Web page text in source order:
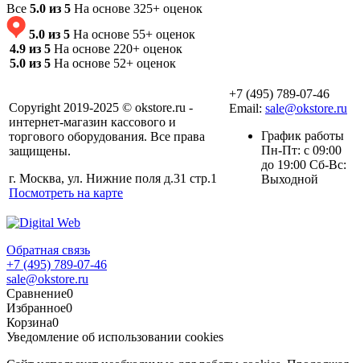
Все 5.0 из 5 На основе 325+ оценок
5.0 из 5 На основе 55+ оценок
4.9 из 5 На основе 220+ оценок
5.0 из 5 На основе 52+ оценок
Copyright 2019-2025 © okstore.ru -
интернет-магазин кассового и
торгового оборудования. Все права
защищены.
г. Москва, ул. Нижние поля д.31 стр.1
Посмотреть на карте
+7 (495) 789-07-46
Email: sale@okstore.ru
График работы
Пн-Пт: с 09:00
до 19:00 Сб-Вс:
Выходной
Обратная связь
+7 (495) 789-07-46
sale@okstore.ru
Сравнение0
Избранное0
Корзина0
Уведомление об использовании cookies